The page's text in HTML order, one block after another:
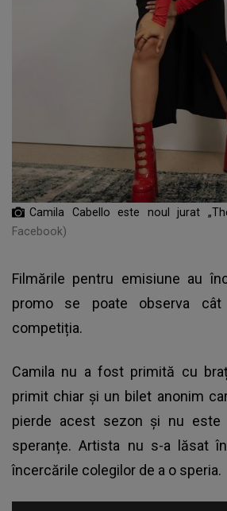
Camila Cabello este noul jurat
Facebook)
Filmările pentru emisiune au
promo se poate observa
competiția.
Camila nu a fost primită cu
primit chiar și un bilet anonim
pierde acest sezon și nu
speranțe. Artista nu s-a lăsat
încercările colegilor de a o speria.